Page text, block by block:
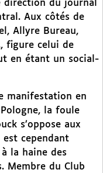
direction du journal
Aux côtés de
Allyre Bureau,
figure celui de
en étant un social-
manifestation en
la foule
s’oppose aux
cependant
la haine des
Membre du Club